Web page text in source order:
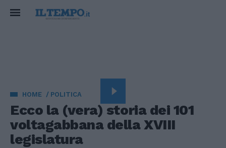
HOME POLITICA
Ecco la (vera) storia dei 101
voltagabbana della XVIII
legislatura